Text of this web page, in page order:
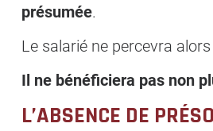
présumée.
Le salarié ne percevra
Il ne bénéficiera pas non
L’ABSENCE DE